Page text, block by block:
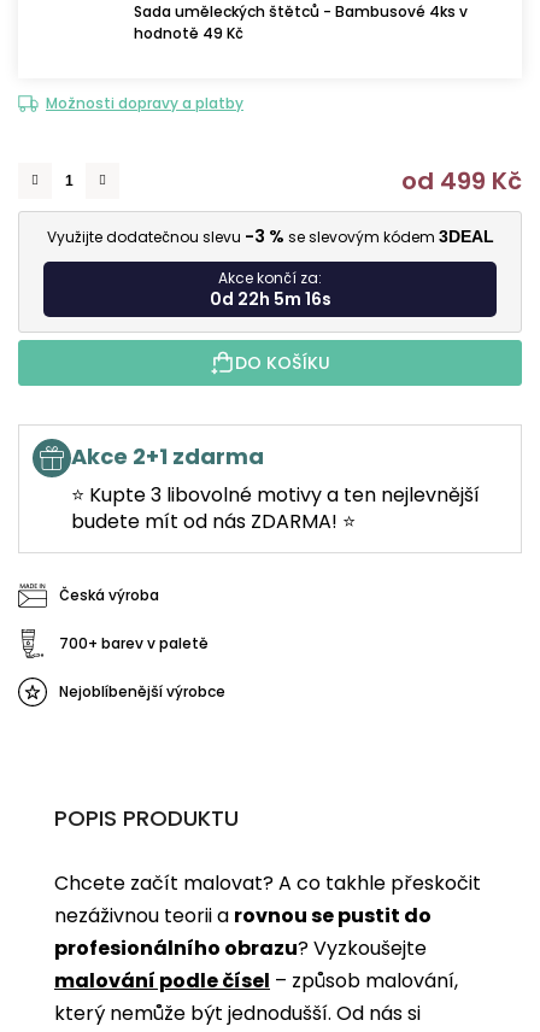
Sada uměleckých štětců - Bambusové 4ks v
hodnotě 49 Kč
Možnosti dopravy a platby
od 499 Kč
Využijte dodatečnou slevu -3 % se slevovým kódem 3DEAL
Akce končí za:
0d 22h 5m 15s
DO KOŠÍKU
Akce 2+1 zdarma
⭐ Kupte 3 libovolné motivy a ten nejlevnější
budete mít od nás ZDARMA! ⭐
Česká výroba
700+ barev v paletě
Nejoblíbenější výrobce
POPIS PRODUKTU
Chcete začít malovat? A co takhle přeskočit
nezáživnou teorii a rovnou se pustit do
profesionálního obrazu? Vyzkoušejte
malování podle čísel ­­– způsob malování,
který nemůže být jednodušší. Od nás si